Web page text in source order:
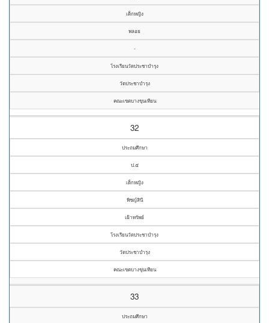
เด็กหญิง
พลอย
-
โรงเรียนวัดประชาบำรุง
วัดประชาบำรุง
คณะเขตบางขุนเทียน
32
ประถมศึกษา
ป.๕
เด็กหญิง
พิชญ์สินี
เฝ้าทรัพย์
โรงเรียนวัดประชาบำรุง
วัดประชาบำรุง
คณะเขตบางขุนเทียน
33
ประถมศึกษา